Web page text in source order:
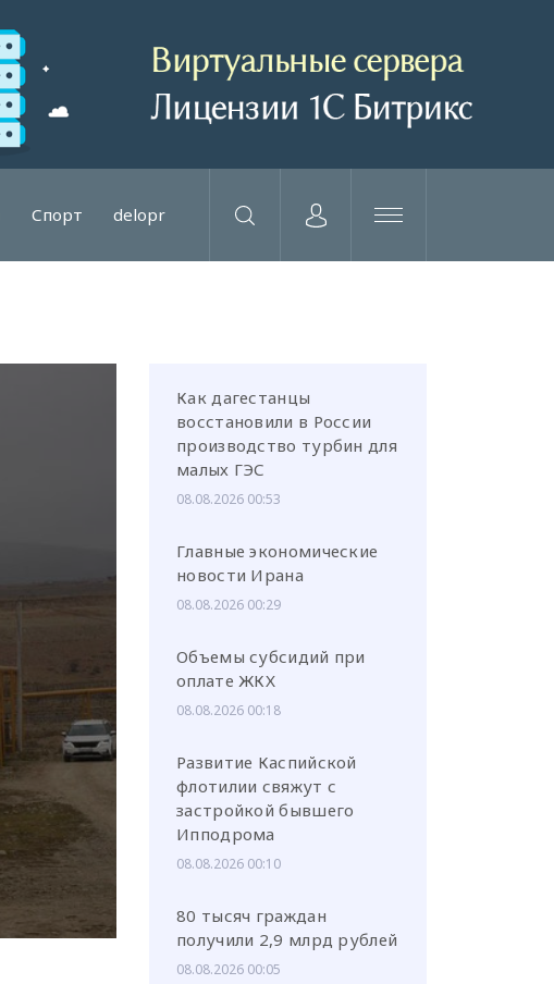
Спорт delopr
Как дагестанцы
восстановили в России
производство турбин для
малых ГЭС
08.08.2026 00:53
Главные экономические
новости Ирана
08.08.2026 00:29
Объемы субсидий при
оплате ЖКХ
08.08.2026 00:18
Развитие Каспийской
флотилии свяжут с
застройкой бывшего
Ипподрома
08.08.2026 00:10
80 тысяч граждан
получили 2,9 млрд рублей
08.08.2026 00:05